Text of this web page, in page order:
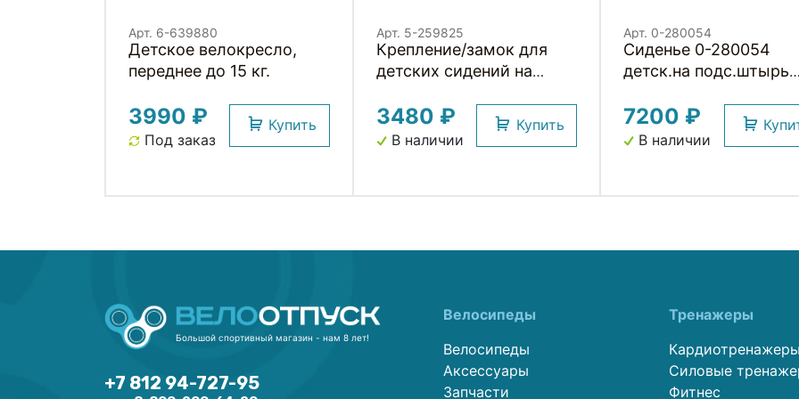
Арт. 6-639880
Детское велокресло,
переднее до 15 кг.
3990 ₽
Под заказ
Купить
Арт. 5-259825
Крепление/замок для
детских сидений на
3480 ₽
В наличии
Купить
Арт. 0-280054
Сиденье 0-280054
детск.на подс.штырь
7лет/22кг TUV
(Италия)
7200 ₽
В наличии
Большой спортивный магазин - нам 8 лет!
+7 812 94-727-95
Велосипеды
Велосипеды
Аксессуары
Запчасти
Тренажеры
Кардиотренажеры
Силовые
Фитнес